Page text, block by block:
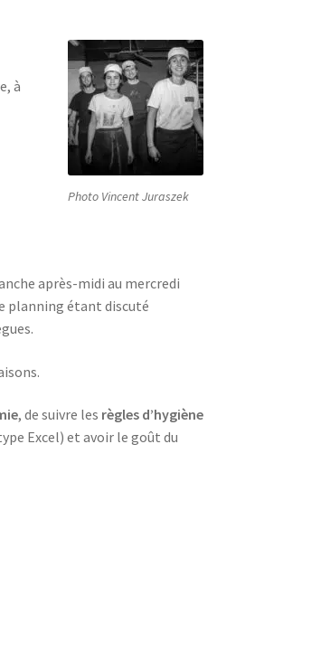
Photo Vincent Juraszek
à
après-midi au mercredi
planning étant discuté
, de suivre les règles d’hygiène
Excel) et avoir le goût du